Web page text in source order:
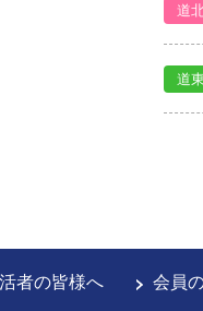
道
道
者の皆様へ 会員